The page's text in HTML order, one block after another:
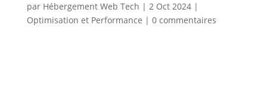
par Hébergement Web Tech | 2 Oct 2024|
Optimisation et Performance | 0 commentaires